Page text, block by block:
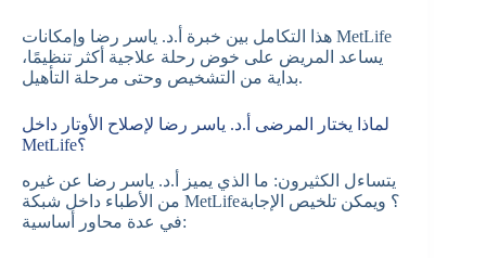
هذا التكامل بين خبرة أ.د. ياسر رضا وإمكانات MetLife
يساعد المريض على خوض رحلة علاجية أكثر تنظيمًا،
بداية من التشخيص وحتى مرحلة التأهيل.
لماذا يختار المرضى أ.د. ياسر رضا لإصلاح الأوتار داخل
MetLife؟
يتساءل الكثيرون: ما الذي يميز أ.د. ياسر رضا عن غيره
من الأطباء داخل شبكة MetLife؟ ويمكن تلخيص الإجابة
في عدة محاور أساسية: